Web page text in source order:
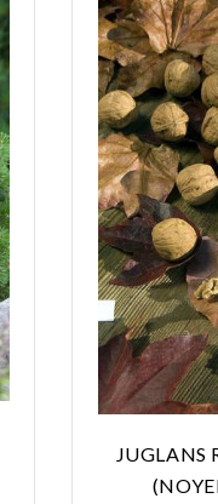
JUGLANS